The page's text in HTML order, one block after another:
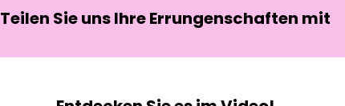
Teilen Sie uns Ihre Errungenschaften mit